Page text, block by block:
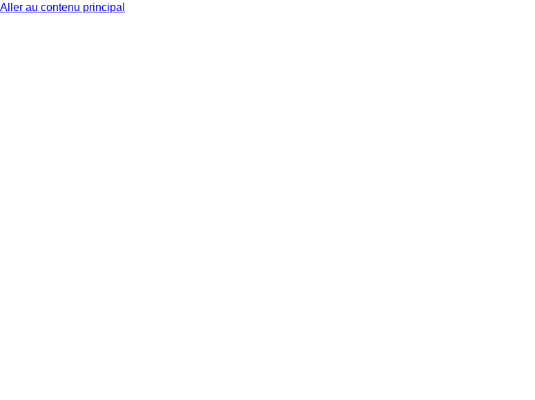
Aller au contenu principal